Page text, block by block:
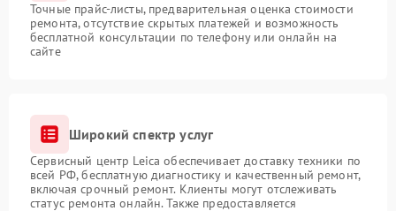
Точные прайс-листы, предварительная оценка стоимости
ремонта, отсутствие скрытых платежей и возможность
бесплатной консультации по телефону или онлайн на
сайте
Широкий спектр услуг
Сервисный центр Leica обеспечивает доставку техники по
всей РФ, бесплатную диагностику и качественный ремонт,
включая срочный ремонт. Клиенты могут отслеживать
статус ремонта онлайн. Также предоставляется